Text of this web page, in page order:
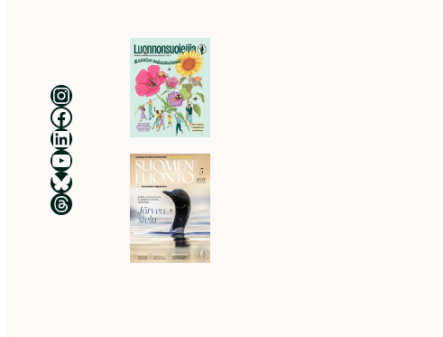
Luonnonsuojeluliitto Instagramissa
Luonnonsuojeluliitto Facebookissa
Luonnonsuojeluliitto LinkedInissä
Luonnonsuojeluliiton YouTube-kanava
Luonnonsuojeluliitto Blueskyssa
Luonnonsuojeluliitto Threadsissa